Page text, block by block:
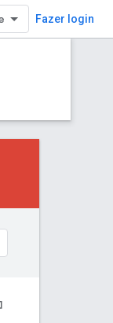
Fazer login